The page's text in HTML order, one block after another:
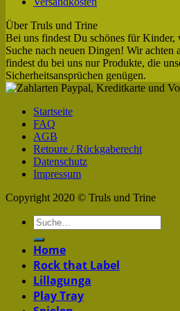
Über Truls und Trine
Bei uns findest Du schönes für Kinder,
Suche nach neuen Dingen! Wir achten
findest du bei uns nur Produkte, die
Sicherheitsansprüchen genügen.
Startseite
FAQ
AGB
Retoure / Rückgaberecht
Datenschutz
Impressum
Copyright 2020 © Truls und Trine
Home
Rock that Label
Lillagunga
Play Tray